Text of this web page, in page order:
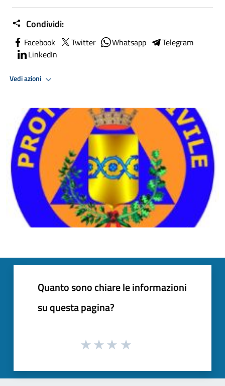
Condividi:
Facebook Twitter Whatsapp
Telegram
LinkedIn
Vedi azioni
Quanto sono chiare le informazioni
su questa pagina?